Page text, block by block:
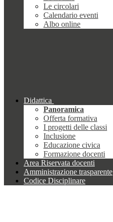
Le circolari
Calendario eventi
Albo online
Didattica
Panoramica
Offerta formativa
I progetti delle classi
Inclusione
Educazione civica
Formazione docenti
Area Riservata docenti
Amministrazione trasparente
Codice Disciplinare